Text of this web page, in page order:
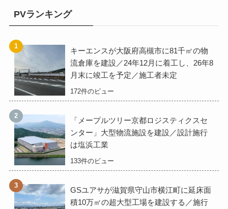
PVランキング
キーエンスが大阪府高槻市に81千㎡の物
流倉庫を建設／24年12月に着工し、26年8
月末に竣工を予定／施工者未定
172件のビュー
「メープルツリー京都ロジスティクスセ
ンター」大型物流施設を建設／設計施行
は塩浜工業
133件のビュー
GSユアサが滋賀県守山市横江町に延床面
積10万㎡の超大型工場を建設する／施行